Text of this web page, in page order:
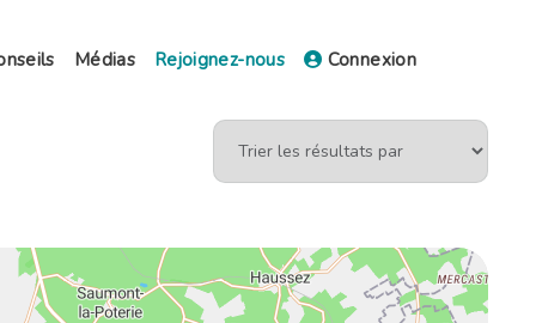
Médias Rejoignez-nous Connexion